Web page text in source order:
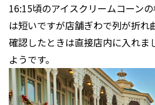
16:15頃のアイスクリームコーン
は短いですが店舗ぎわで列が折れ
確認したときは直接店内に入れま
ようです。